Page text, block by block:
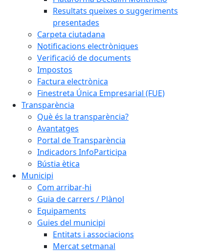
Resultats queixes o suggeriments
presentades
Carpeta ciutadana
Notificacions electròniques
Verificació de documents
Impostos
Factura electrònica
Finestreta Única Empresarial (FUE)
Transparència
Què és la transparència?
Avantatges
Portal de Transparència
Indicadors InfoParticipa
Bústia ètica
Municipi
Com arribar-hi
Guia de carrers / Plànol
Equipaments
Guies del municipi
Entitats i associacions
Mercat setmanal